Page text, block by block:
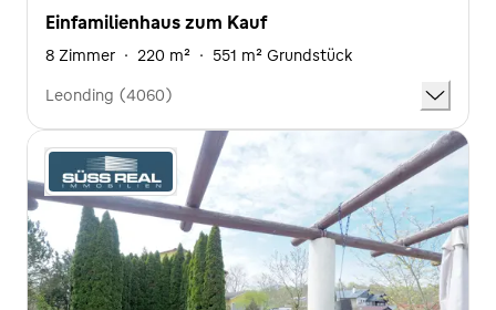
Einfamilienhaus zum Kauf
8 Zimmer · 220 m² · 551 m² Grundstück
Leonding (4060)